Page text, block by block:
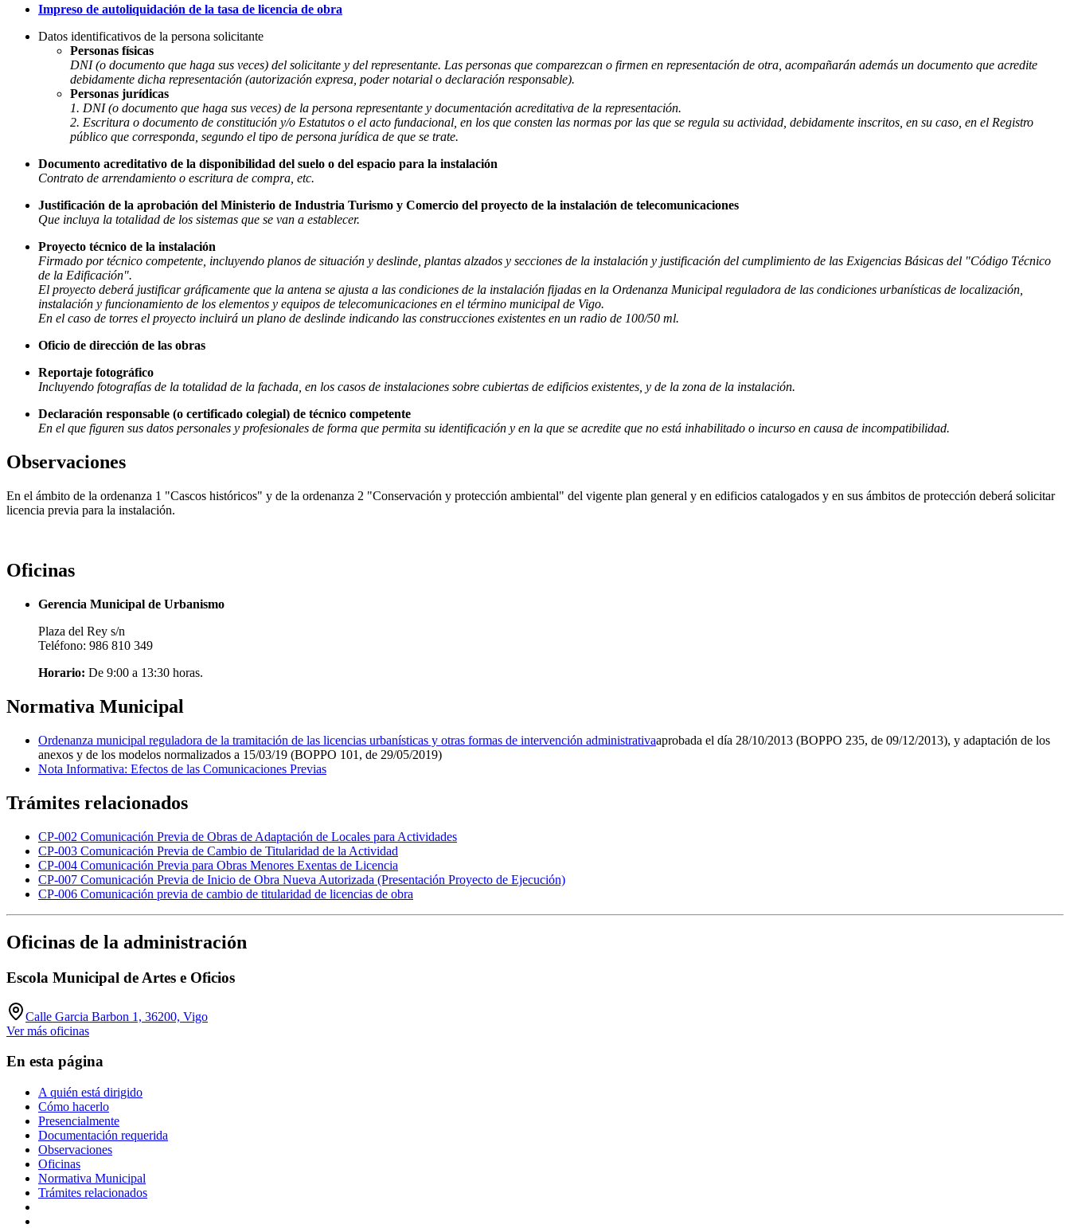
Impreso de autoliquidación de la tasa de licencia de obra
Datos identificativos de la persona solicitante
Personas físicas
DNI (o documento que haga sus veces) del solicitante y del representante. Las personas que comparezcan o firmen en representación de otra, acompañarán además un documento que acredite
debidamente dicha representación (autorización expresa, poder notarial o declaración responsable).
Personas jurídicas
1. DNI (o documento que haga sus veces) de la persona representante y documentación acreditativa de la representación.
2. Escritura o documento de constitución y/o Estatutos o el acto fundacional, en los que consten las normas por las que se regula su actividad, debidamente inscritos, en su caso, en el Registro
público que corresponda, segundo el tipo de persona jurídica de que se trate.
Documento acreditativo de la disponibilidad del suelo o del espacio para la instalación
Contrato de arrendamiento o escritura de compra, etc.
Justificación de la aprobación del Ministerio de Industria Turismo y Comercio del proyecto de la instalación de telecomunicaciones
Que incluya la totalidad de los sistemas que se van a establecer.
Proyecto técnico de la instalación
Firmado por técnico competente, incluyendo planos de situación y deslinde, plantas alzados y secciones de la instalación y justificación del cumplimiento de las Exigencias Básicas del "Código Técnico
de la Edificación".
El proyecto deberá justificar gráficamente que la antena se ajusta a las condiciones de la instalación fijadas en la Ordenanza Municipal reguladora de las condiciones urbanísticas de localización,
instalación y funcionamiento de los elementos y equipos de telecomunicaciones en el término municipal de Vigo.
En el caso de torres el proyecto incluirá un plano de deslinde indicando las construcciones existentes en un radio de 100/50 ml.
Oficio de dirección de las obras
Reportaje fotográfico
Incluyendo fotografías de la totalidad de la fachada, en los casos de instalaciones sobre cubiertas de edificios existentes, y de la zona de la instalación.
Declaración responsable (o certificado colegial) de técnico competente
En el que figuren sus datos personales y profesionales de forma que permita su identificación y en la que se acredite que no está inhabilitado o incurso en causa de incompatibilidad.
Observaciones
En el ámbito de la ordenanza 1 "Cascos históricos" y de la ordenanza 2 "Conservación y protección ambiental" del vigente plan general y en edificios catalogados y en sus ámbitos de protección deberá solicitar
licencia previa para la instalación.
Oficinas
Gerencia Municipal de Urbanismo
Plaza del Rey s/n
Teléfono: 986 810 349
Horario: De 9:00 a 13:30 horas.
Normativa Municipal
Ordenanza municipal reguladora de la tramitación de las licencias urbanísticas y otras formas de intervención administrativaaprobada el día 28/10/2013 (BOPPO 235, de 09/12/2013), y adaptación de los
anexos y de los modelos normalizados a 15/03/19 (BOPPO 101, de 29/05/2019)
Nota Informativa: Efectos de las Comunicaciones Previas
Trámites relacionados
CP-002 Comunicación Previa de Obras de Adaptación de Locales para Actividades
CP-003 Comunicación Previa de Cambio de Titularidad de la Actividad
CP-004 Comunicación Previa para Obras Menores Exentas de Licencia
CP-007 Comunicación Previa de Inicio de Obra Nueva Autorizada (Presentación Proyecto de Ejecución)
CP-006 Comunicación previa de cambio de titularidad de licencias de obra
Oficinas de la administración
Escola Municipal de Artes e Oficios
Calle Garcia Barbon 1, 36200, Vigo
Ver más oficinas
En esta página
A quién está dirigido
Cómo hacerlo
Presencialmente
Documentación requerida
Observaciones
Oficinas
Normativa Municipal
Trámites relacionados